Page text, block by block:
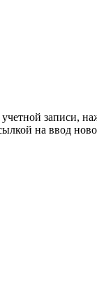
записи,
на ввод